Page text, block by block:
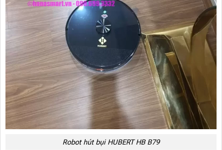
Robot hút bụi HUBERT HB B79